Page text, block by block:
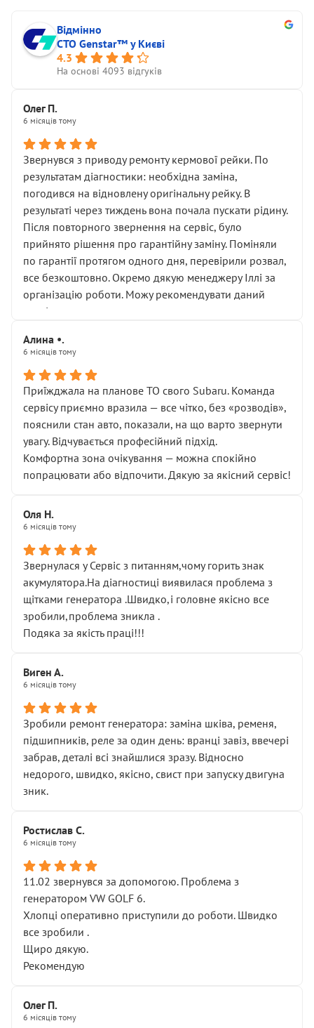
Відмінно
СТО Genstar™ у Києві
4.3
На основі 4093 відгуків
Олег П.
6 місяців тому
Звернувся з приводу ремонту кермової рейки. По
результатам діагностики: необхідна заміна,
погодився на відновлену оригінальну рейку. В
результаті через тиждень вона почала пускати рідину.
Після повторного звернення на сервіс, було
прийнято рішення про гарантійну заміну. Поміняли
по гарантії протягом одного дня, перевірили розвал,
все безкоштовно. Окремо дякую менеджеру Іллі за
організацію роботи. Можу рекомендувати даний
сервіс.
Алина •.
6 місяців тому
Приїжджала на планове ТО свого Subaru. Команда
сервісу приємно вразила — все чітко, без «розводів»,
пояснили стан авто, показали, на що варто звернути
увагу. Відчувається професійний підхід.
Комфортна зона очікування — можна спокійно
попрацювати або відпочити. Дякую за якісний сервіс!
Оля Н.
6 місяців тому
Звернулася у Сервіс з питанням,чому горить знак
акумулятора.На діагностиці виявилася проблема з
щітками генератора .Швидко,і головне якісно все
зробили,проблема зникла .
Подяка за якість праці!!!
Виген А.
6 місяців тому
Зробили ремонт генератора: заміна шківа, ременя,
підшипників, реле за один день: вранці завіз, ввечері
забрав, деталі всі знайшлися зразу. Відносно
недорого, швидко, якісно, свист при запуску двигуна
зник.
Ростислав С.
6 місяців тому
11.02 звернувся за допомогою. Проблема з
генератором VW GOLF 6.
Хлопці оперативно приступили до роботи. Швидко
все зробили .
Щиро дякую.
Рекомендую
Олег П.
6 місяців тому